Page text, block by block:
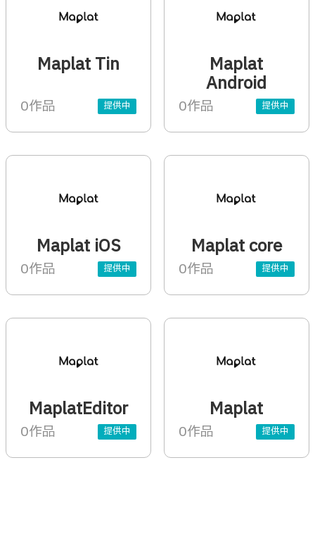
Maplat Tin
0作品 提供中
Maplat
Android
0作品 提供中
Maplat iOS
0作品 提供中
Maplat core
0作品 提供中
MaplatEditor
0作品 提供中
Maplat
0作品 提供中